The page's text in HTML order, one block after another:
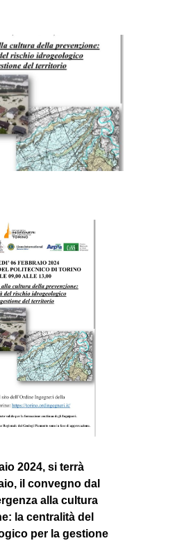
2024, si terrà
il convegno dal
alla cultura
la centralità del
per la gestione